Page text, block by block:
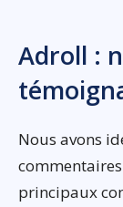
Adroll :
Nous avons
principaux